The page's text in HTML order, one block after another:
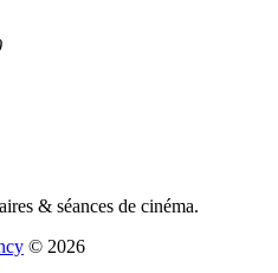
& séances de cinéma.
© 2026